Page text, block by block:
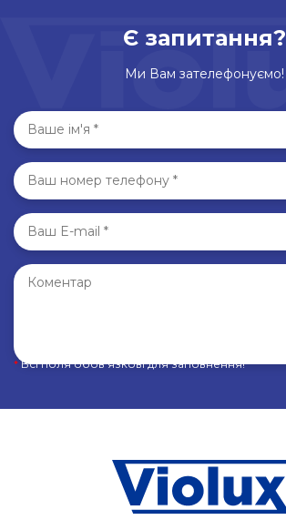
Є запитання?
Ми Вам зателефонуємо!
*Всі поля обов’язкові для заповнення!